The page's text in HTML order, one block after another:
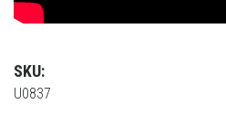
SKU:
U0837